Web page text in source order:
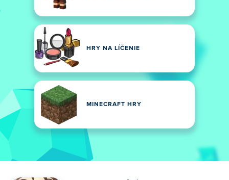
HRY NA LÍČENIE
MINECRAFT HRY